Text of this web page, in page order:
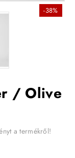
-38%
/ Olive
a termékről!